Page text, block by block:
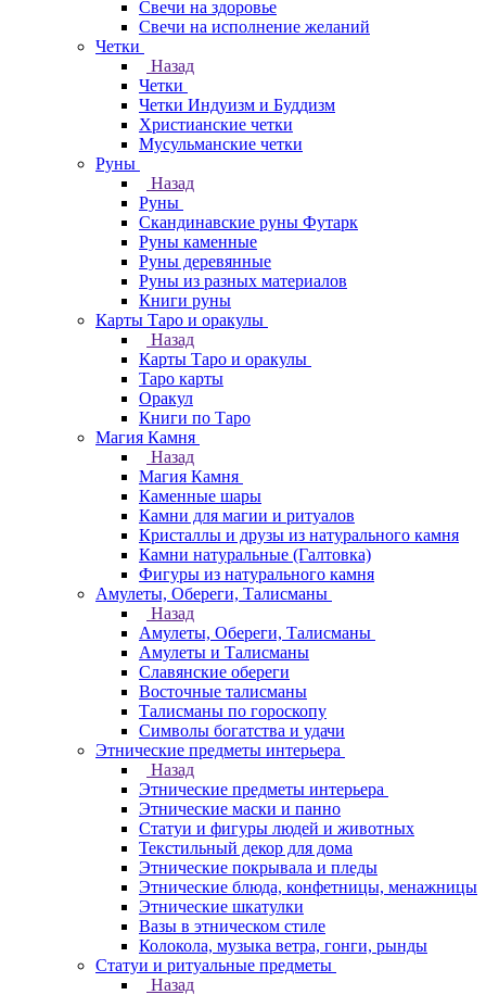
Свечи на здоровье
Свечи на исполнение желаний
Четки
Назад
Четки
Четки Индуизм и Буддизм
Христианские четки
Мусульманские четки
Руны
Назад
Руны
Скандинавские руны Футарк
Руны каменные
Руны деревянные
Руны из разных материалов
Книги руны
Карты Таро и оракулы
Назад
Карты Таро и оракулы
Таро карты
Оракул
Книги по Таро
Магия Камня
Назад
Магия Камня
Каменные шары
Камни для магии и ритуалов
Кристаллы и друзы из натурального камня
Камни натуральные (Галтовка)
Фигуры из натурального камня
Амулеты, Обереги, Талисманы
Назад
Амулеты, Обереги, Талисманы
Амулеты и Талисманы
Славянские обереги
Восточные талисманы
Талисманы по гороскопу
Символы богатства и удачи
Этнические предметы интерьера
Назад
Этнические предметы интерьера
Этнические маски и панно
Статуи и фигуры людей и животных
Текстильный декор для дома
Этнические покрывала и пледы
Этнические блюда, конфетницы, менажницы
Этнические шкатулки
Вазы в этническом стиле
Колокола, музыка ветра, гонги, рынды
Статуи и ритуальные предметы
Назад